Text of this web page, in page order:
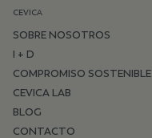
CEVICA
SOBRE NOSOTROS
I + D
COMPROMISO SOSTENIBLE
CEVICA LAB
BLOG
CONTACTO